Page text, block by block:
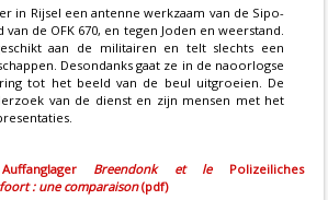
in Rijsel een antenne werkzaam van de Sipo-
van de OFK 670, en tegen Joden en weerstand.
aan de militairen en telt slechts een
Desondanks gaat ze in de naoorlogse
tot het beeld van de beul uitgroeien. De
van de dienst en zijn mensen met het
AuffanglagerBreendonk et le Polizeiliches
: une comparaison(pdf)